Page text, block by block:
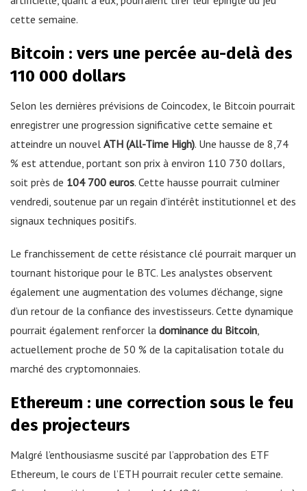
cette semaine.
Bitcoin : vers une percée au-delà des
110 000 dollars
Selon les dernières prévisions de Coincodex, le Bitcoin pourrait
enregistrer une progression significative cette semaine et
atteindre un nouvel ATH (All-Time High). Une hausse de 8,74
% est attendue, portant son prix à environ 110 730 dollars,
soit près de 104 700 euros. Cette hausse pourrait culminer
vendredi, soutenue par un regain d’intérêt institutionnel et des
signaux techniques positifs.
Le franchissement de cette résistance clé pourrait marquer un
tournant historique pour le BTC. Les analystes observent
également une augmentation des volumes d’échange, signe
d’un retour de la confiance des investisseurs. Cette dynamique
pourrait également renforcer la dominance du Bitcoin
actuellement proche de 50 % de la capitalisation totale du
marché des cryptomonnaies.
Ethereum : une correction sous le feu
des projecteurs
Malgré l’enthousiasme suscité par l’approbation des ETF
Ethereum, le cours de l’ETH pourrait reculer cette semaine.